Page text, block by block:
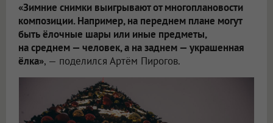
«Зимние снимки выигрывают от многоплановости
композиции. Например, на переднем плане могут
быть ёлочные шары или иные предметы,
на среднем — человек, а на заднем — украшенная
ёлка», — поделился Артём Пирогов.